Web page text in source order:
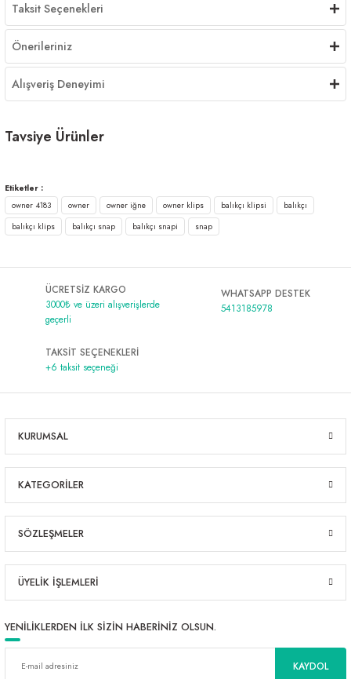
Taksit Seçenekleri
Önerileriniz
Alışveriş Deneyimi
Tavsiye Ürünler
399,00 ₺
Etiketler :
owner 4183
owner owner iğne owner klips balıkçı klipsi
balıkçı
balıkçı klips
balıkçı snap balıkçı snapi snap
ÜCRETSİZ KARGO
3000₺ ve üzeri alışverişlerde
geçerli
WHATSAPP DESTEK
5413185978
TAKSİT SEÇENEKLERİ
+6 taksit seçeneği
KURUMSAL
KATEGORİLER
SÖZLEŞMELER
ÜYELİK İŞLEMLERİ
YENİLİKLERDEN İLK SİZİN HABERİNİZ OLSUN.
KAYDOL